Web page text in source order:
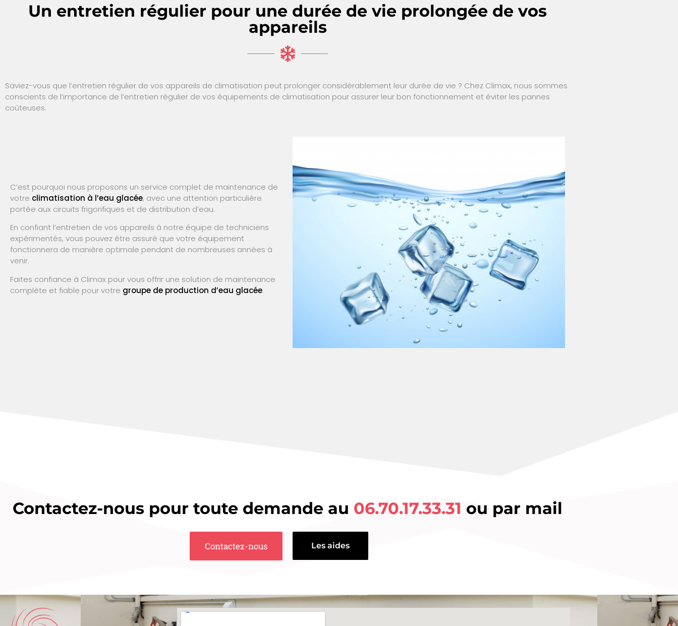
Un entretien régulier pour une durée de vie prolongée de vos
appareils
Saviez-vous que l’entretien régulier de vos appareils de climatisation peut prolonger considérablement leur durée de vie ? Chez Climax, nous sommes
conscients de l’importance de l’entretien régulier de vos équipements de climatisation pour assurer leur bon fonctionnement et éviter les pannes
coûteuses.
C’est pourquoi nous proposons un service complet de maintenance de
votre climatisation à l’eau glacée, avec une attention particulière
portée aux circuits frigorifiques et de distribution d’eau.
En confiant l’entretien de vos appareils à notre équipe de techniciens
expérimentés, vous pouvez être assuré que votre équipement
fonctionnera de manière optimale pendant de nombreuses années à
venir.
Faites confiance à Climax pour vous offrir une solution de maintenance
complète et fiable pour votre groupe de production d’eau glacée.
Contactez-nous pour toute demande au 06.70.17.33.31 ou par mail
Contactez-nous Les aides